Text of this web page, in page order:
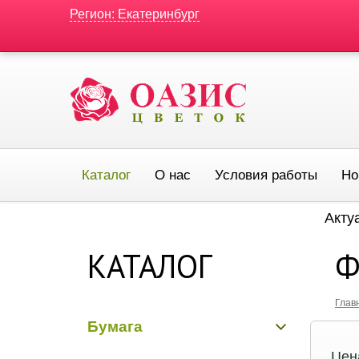
Регион: Екатеринбург
Каталог О нас Условия работы
КАТАЛОГ
Бумага